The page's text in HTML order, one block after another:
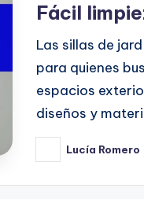
Fácil
Las sillas de
para quienes
espacios
diseños y
Posted
by
Lucía Romero